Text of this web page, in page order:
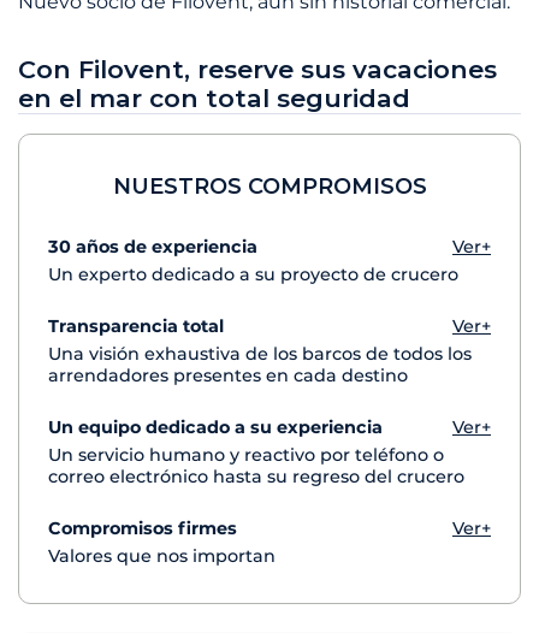
Con Filovent, reserve sus vacaciones
en el mar con total seguridad
NUESTROS COMPROMISOS
30 años de experiencia
Ver+
Un experto dedicado a su proyecto de crucero
Transparencia total
Ver+
Una visión exhaustiva de los barcos de todos los
arrendadores presentes en cada destino
Un equipo dedicado a su experiencia
Ver+
Un servicio humano y reactivo por teléfono o
correo electrónico hasta su regreso del crucero
Compromisos firmes
Ver+
Valores que nos importan